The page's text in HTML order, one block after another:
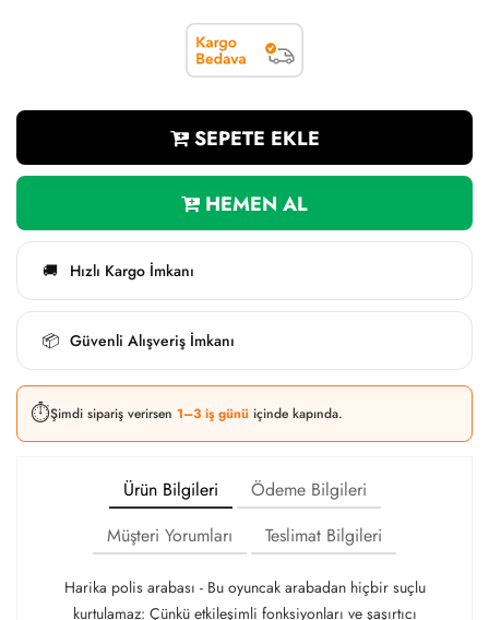
SEPETE EKLE
HEMEN AL
🚚 Hızlı Kargo İmkanı
📦 Güvenli Alışveriş İmkanı
⏱️Şimdi sipariş verirsen 1–3 iş günü içinde kapında.
Ürün Bilgileri
Ödeme Bilgileri
Müşteri Yorumları
Teslimat Bilgileri
Harika polis arabası - Bu oyuncak arabadan hiçbir suçlu
kurtulamaz: Çünkü etkileşimli fonksiyonları ve şaşırtıcı